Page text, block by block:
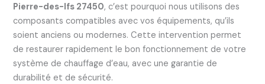
Pierre-des-Ifs 27450, c’est pourquoi nous utilisons des
composants compatibles avec vos équipements, qu’ils
soient anciens ou modernes. Cette intervention permet
de restaurer rapidement le bon fonctionnement de votre
système de chauffage d’eau, avec une garantie de
durabilité et de sécurité.